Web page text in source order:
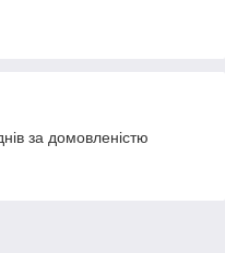
за домовленістю